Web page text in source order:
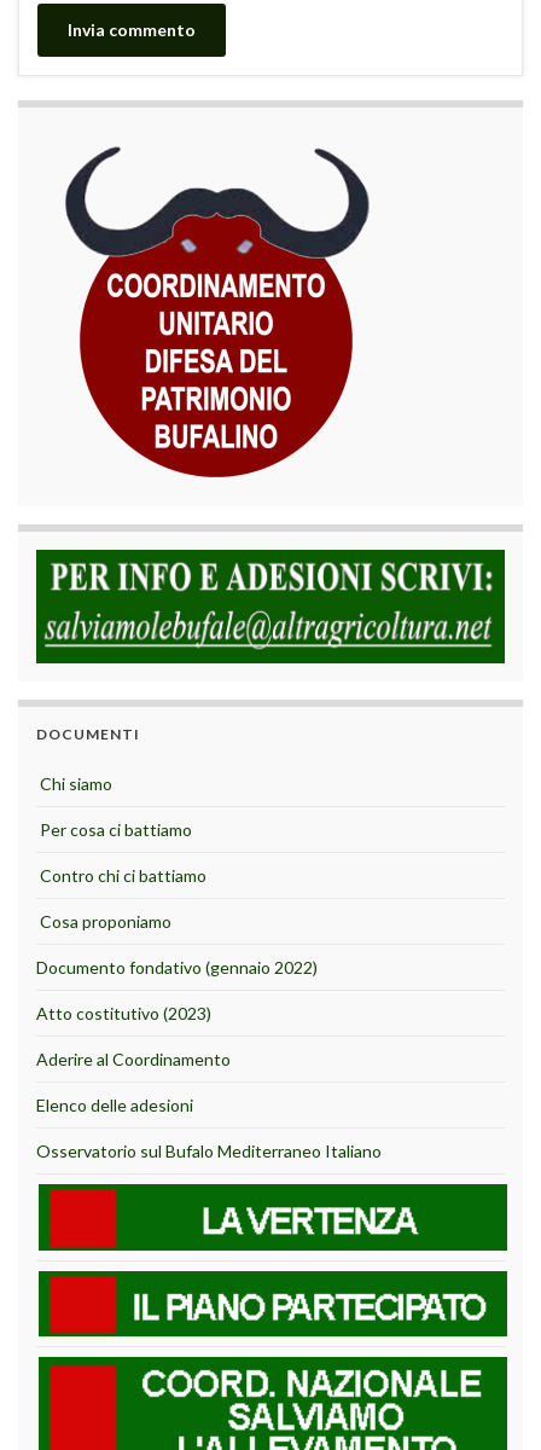
DOCUMENTI
Chi siamo
Per cosa ci battiamo
Contro chi ci battiamo
Cosa proponiamo
Documento fondativo (gennaio 2022)
Atto costitutivo (2023)
Aderire al Coordinamento
Elenco delle adesioni
Osservatorio sul Bufalo Mediterraneo Italiano